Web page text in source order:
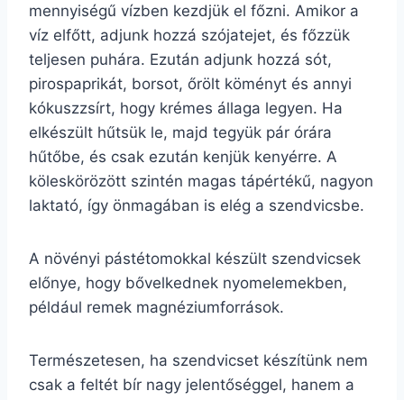
mennyiségű vízben kezdjük el főzni. Amikor a
víz elfőtt, adjunk hozzá szójatejet, és főzzük
teljesen puhára. Ezután adjunk hozzá sót,
pirospaprikát, borsot, őrölt köményt és annyi
kókuszzsírt, hogy krémes állaga legyen. Ha
elkészült hűtsük le, majd tegyük pár órára
hűtőbe, és csak ezután kenjük kenyérre. A
köleskörözött szintén magas tápértékű, nagyon
laktató, így önmagában is elég a szendvicsbe.
A növényi pástétomokkal készült szendvicsek
előnye, hogy bővelkednek nyomelemekben,
például remek magnéziumforrások.
Természetesen, ha szendvicset készítünk nem
csak a feltét bír nagy jelentőséggel, hanem a